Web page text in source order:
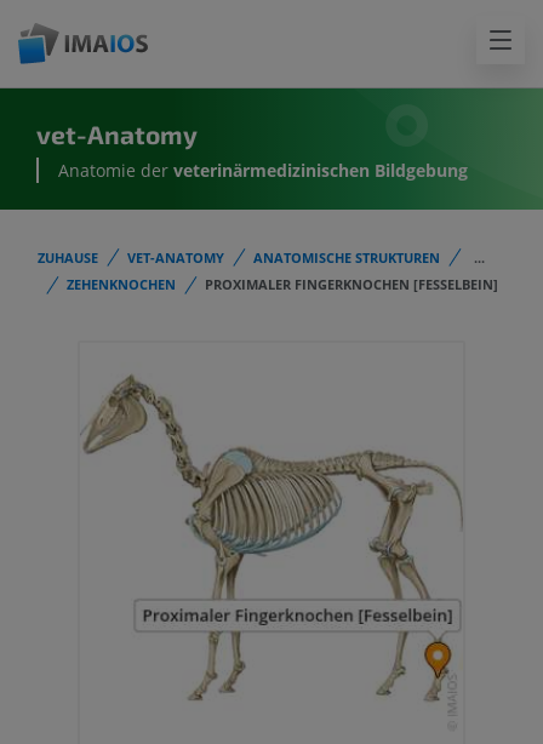
vet-Anatomy
Anatomie der veterinärmedizinischen Bildgebung
ZUHAUSE VET-ANATOMY ANATOMISCHE STRUKTUREN
...
ZEHENKNOCHEN
PROXIMALER FINGERKNOCHEN [FESSELBEIN]